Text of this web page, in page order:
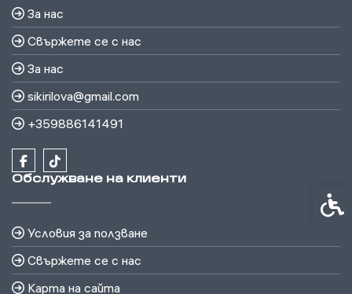
За нас
Свържете се с нас
За нас
sikirilova@gmail.com
+359886141491
Обслужване на клиенти
Условия за ползване
Свържете се с нас
Карта на сайта